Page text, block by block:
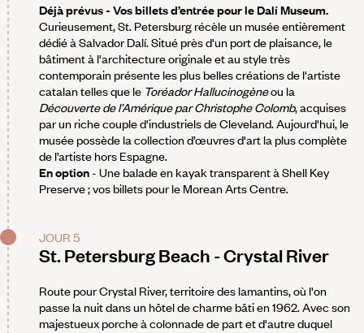
Déjà prévus - Vos billets d’entrée pour le Dalí Museum.
Curieusement, St. Petersburg récèle un musée entièrement
dédié à Salvador Dalí. Situé près d'un port de plaisance, le
bâtiment à l'architecture originale et au style très
contemporain présente les plus belles créations de l'artiste
catalan telles que le Toréador Hallucinogèneou la
Découverte de l’Amérique par Christophe Colomb, acquises
par un riche couple d'industriels de Cleveland. Aujourd'hui, le
musée possède la collection d’œuvres d'art la plus complète
de l’artiste hors Espagne.
En option- Une balade en kayak transparent à Shell Key
Preserve ; vos billets pour le Morean Arts Centre.
JOUR 5
St. Petersburg Beach - Crystal River
Route pour Crystal River, territoire des lamantins, où l'on
passe la nuit dans un hôtel de charme bâti en 1962. Avec son
majestueux porche à colonnade de part et d'autre duquel